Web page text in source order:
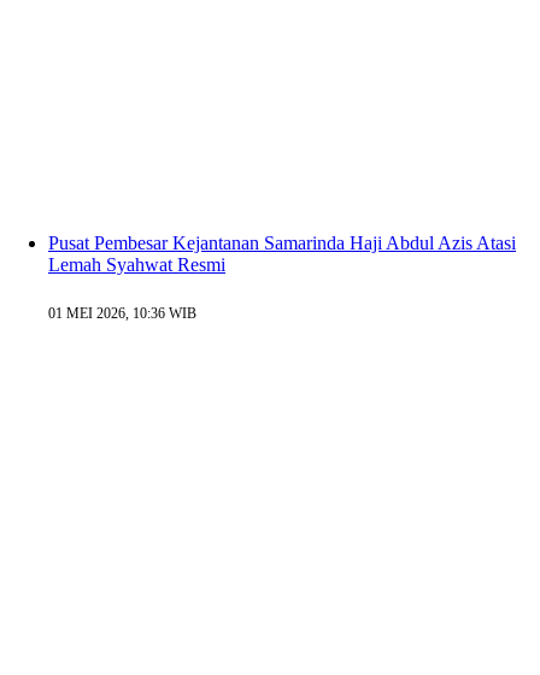
Pusat Pembesar Kejantanan Samarinda Haji Abdul Azis Atasi
Lemah Syahwat Resmi
01 MEI 2026, 10:36 WIB